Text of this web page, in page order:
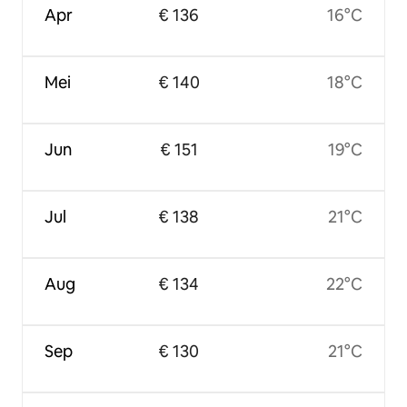
Apr
Mei
Jun
Jul
Aug
Sep
€ 136
€ 140
€ 151
€ 138
€ 134
€ 130
16°C
18°C
19°C
21°C
22°C
21°C